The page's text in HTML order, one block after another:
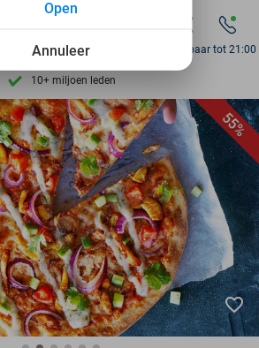
7 dagen per week beschikbaar
10+ miljoen leden
9,4 op basis van
Ontdek 15.000+ deals
7 dagen per week beschikbaar
10+ miljoen leden
Bereikbaar tot 21:00
55%
favorite_border
Annuleer
Open